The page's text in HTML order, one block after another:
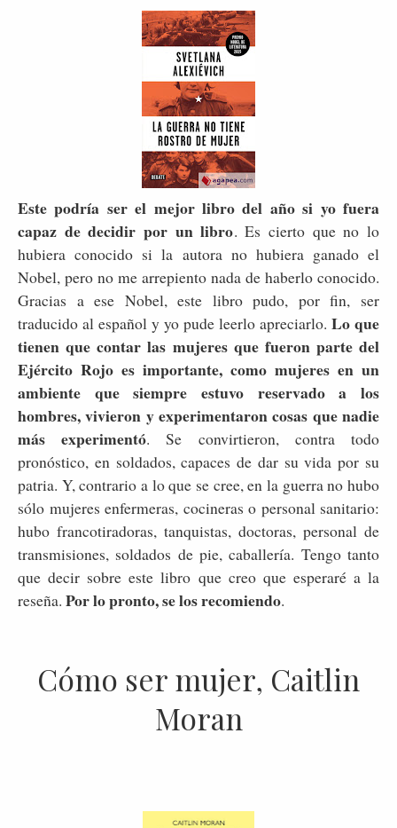
Este podría ser el mejor libro del año si yo fuera
capaz de decidir por un libro. Es cierto que no lo
hubiera conocido si la autora no hubiera ganado el
Nobel, pero no me arrepiento nada de haberlo conocido.
Gracias a ese Nobel, este libro pudo, por fin, ser
traducido al español y yo pude leerlo apreciarlo. Lo que
tienen que contar las mujeres que fueron parte del
Ejército Rojo es importante, como mujeres en un
ambiente que siempre estuvo reservado a los
hombres, vivieron y experimentaron cosas que nadie
más experimentó. Se convirtieron, contra todo
pronóstico, en soldados, capaces de dar su vida por su
patria. Y, contrario a lo que se cree, en la guerra no hubo
sólo mujeres enfermeras, cocineras o personal sanitario:
hubo francotiradoras, tanquistas, doctoras, personal de
transmisiones, soldados de pie, caballería. Tengo tanto
que decir sobre este libro que creo que esperaré a la
reseña. Por lo pronto, se los recomiendo.
Cómo ser mujer, Caitlin
Moran